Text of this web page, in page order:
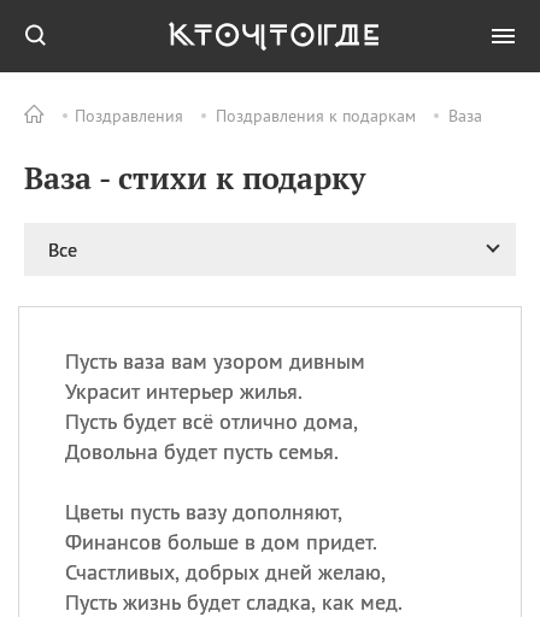
Поздравления Поздравления к подаркам Ваза
Ваза - стихи к подарку
Все
Пусть ваза вам узором дивным
Украсит интерьер жилья.
Пусть будет всё отлично дома,
Довольна будет пусть семья.
Цветы пусть вазу дополняют,
Финансов больше в дом придет.
Счастливых, добрых дней желаю,
Пусть жизнь будет сладка, как мед.
ПРАЗДНИКИ Все
09.08 День памяти жертв
атомной
09.08
День Дымняшки
(Smokey Bear Day)
ИМЕНА
Сегодня празднуют именины